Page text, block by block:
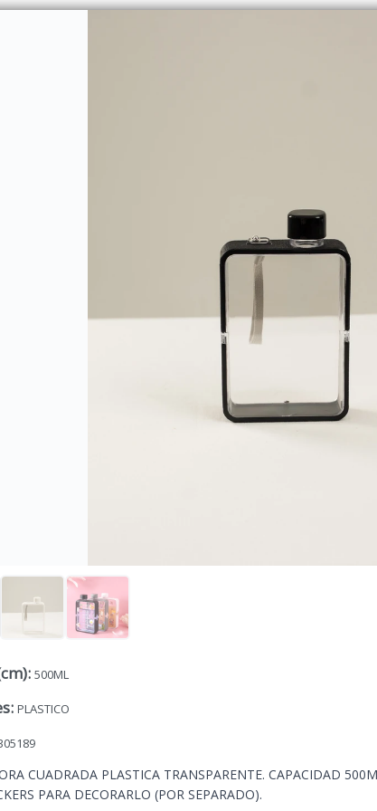
: 500ML
: PLASTICO
CUADRADA PLASTICA TRANSPARENTE. CAPACIDAD
PARA DECORARLO (POR SEPARADO).
vacía